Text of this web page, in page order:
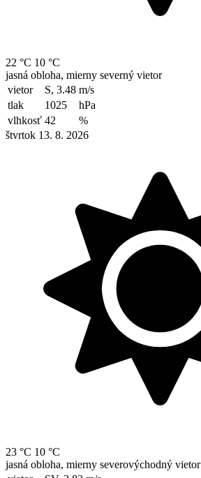
22 °C 10 °C
jasná obloha, mierny severný vietor
vietor
S, 3.48 m/s
tlak
1025
hPa
vlhkosť 42
%
štvrtok 13. 8. 2026
23 °C 10 °C
jasná obloha, mierny severovýchodný vietor